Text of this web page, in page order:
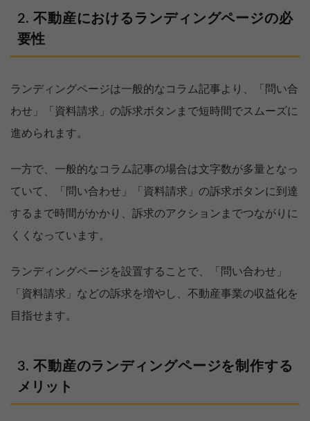
不動産におけるランディングページの必
要性
ランディングページは一般的なコラム記事より、「問い合
わせ」「資料請求」の訴求ボタンまで短時間でスムーズに
進められます。
一方で、一般的なコラム記事の場合は文字数が多量となっ
ていて、「問い合わせ」「資料請求」の訴求ボタンに到達
するまで時間がかかり、訴求のアクションまでつながりに
くくなっています。
ランディングページを設置することで、「問い合わせ」
「資料請求」などの訴求を増やし、不動産事業の収益化を
目指せます。
不動産のランディングページを制作する
メリット